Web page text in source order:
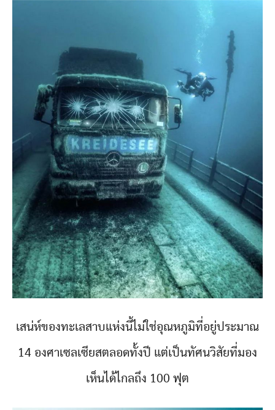
เสน่ห์ของทะเลสาบแห่งนี้ไม่ใช่อุณหภูมิที่อยู่ประมาณ
14 องศาเซลเซียสตลอดทั้งปี แต่เป็นทัศนวิสัยที่มอง
เห็นได้ไกลถึง 100 ฟุต